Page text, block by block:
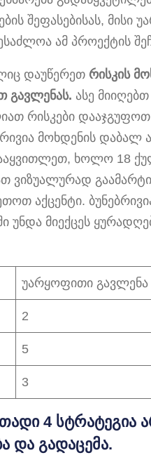
შეფასებისას, მისი
ამ პროექტის
დაუწერეთ რისკის
გავლენას. ასე
რისკები დააჯგუფოთ,
მოხდენის
ხოლო 18
ვიზუალურად
აქცენტი.
მიექცეს
უარყოფითი გავლენა
2
5
3
4 სტრატეგია
და გადაცემა.